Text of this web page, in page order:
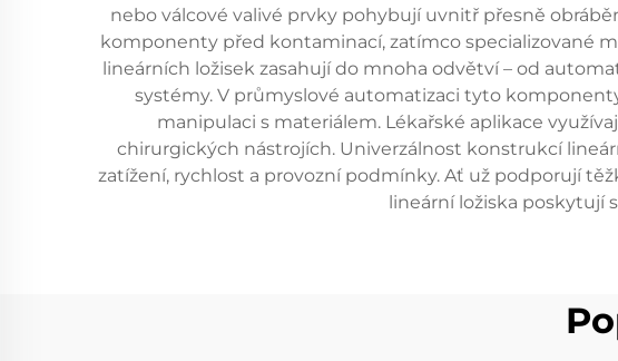
nebo válcové valivé prvky pohybují uvnitř přesně
komponenty před kontaminací, zatímco specializované
lineárních ložisek zasahují do mnoha odvětví – od
systémy. V průmyslové automatizaci tyto
manipulaci s materiálem. Lékařské aplikace
chirurgických nástrojích. Univerzálnost konstrukcí
zatížení, rychlost a provozní podmínky. Ať už podporují
lineární ložiska poskytují